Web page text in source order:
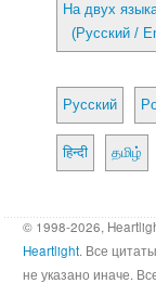
На двух
(Русский /
Русский
हिन्दी தமிழ்
© 1998-2026,
Heartlight. Все
не указано иначе.